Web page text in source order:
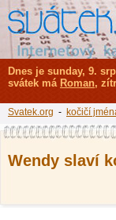
Wendy slaví
Dnes je sunday, 9.
svátek má Roman,
Svatek.org - kočičí